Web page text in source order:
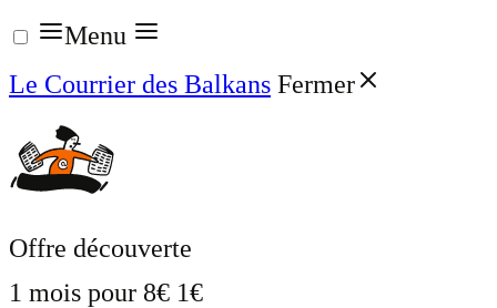
Aller
au
contenu
Menu
Le Courrier des Balkans Fermer
Offre découverte
1 mois pour 8€ 1€